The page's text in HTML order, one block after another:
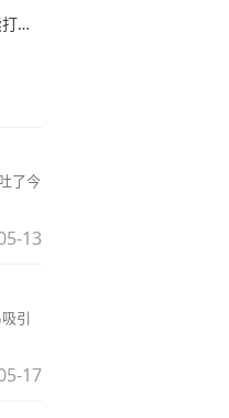
施
了今
13
引
17